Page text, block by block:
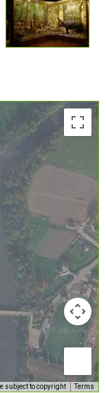
subject to copyright Terms